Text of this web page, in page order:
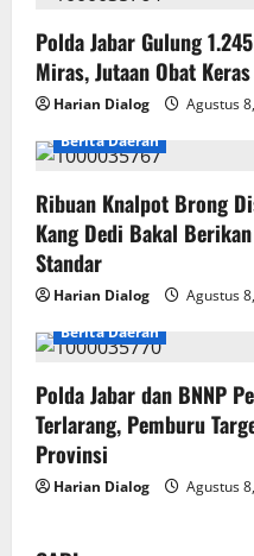
Polda Jabar Gulung
Miras, Jutaan Obat
Harian Dialog
Agustus
Berita Daerah
Ribuan Knalpot Brong
Kang Dedi Bakal
Standar
Harian Dialog
Agustus
Berita Daerah
Polda Jabar dan BNNP
Terlarang, Pemburu
Provinsi
Harian Dialog Agustus